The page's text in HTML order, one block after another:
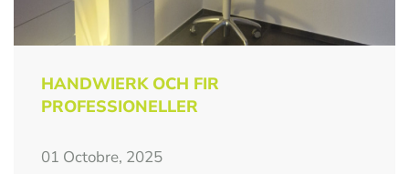
HANDWIERK OCH FIR
PROFESSIONELLER
01 Octobre, 2025